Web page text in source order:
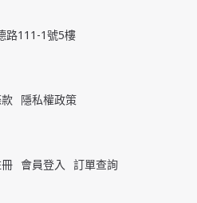
路111-1號5樓
隱私權政策
會員登入
訂單查詢